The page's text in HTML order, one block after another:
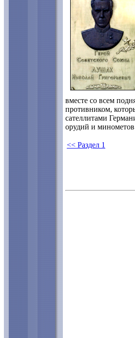
вместе со всем
противником,
сателлитами
орудий и
<< Раздел 1